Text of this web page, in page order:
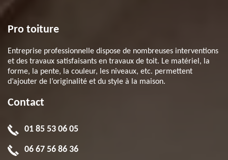
Pro toiture
Entreprise professionnelle dispose de nombreuses interventions
et des travaux satisfaisants en travaux de toit. Le matériel, la
forme, la pente, la couleur, les niveaux, etc. permettent
d’ajouter de l’originalité et du style à la maison.
Contact
01 85 53 06 05
06 67 56 86 36